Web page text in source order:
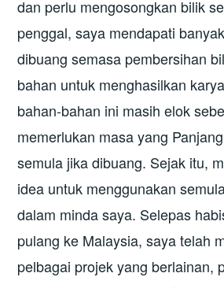
dan perlu mengosongkan bilik
penggal, saya mendapati
dibuang semasa pembersihan
bahan untuk menghasilkan
bahan-bahan ini masih elok
memerlukan masa yang
semula jika dibuang. Sejak itu,
idea untuk menggunakan
dalam minda saya. Selepas
pulang ke Malaysia, saya telah
pelbagai projek yang berlainan,